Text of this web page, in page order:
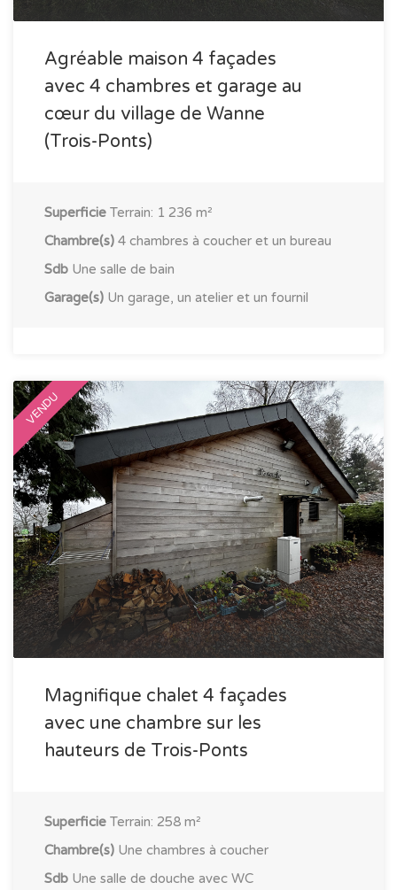
Agréable maison 4 façades
avec 4 chambres et garage au
cœur du village de Wanne
(Trois-Ponts)
Superficie Terrain: 1 236 m²
Chambre(s) 4 chambres à coucher et un bureau
Sdb Une salle de bain
Garage(s) Un garage, un atelier et un fournil
VENDU
Magnifique chalet 4 façades
avec une chambre sur les
hauteurs de Trois-Ponts
Superficie Terrain: 258 m²
Chambre(s) Une chambres à coucher
Sdb Une salle de douche avec WC